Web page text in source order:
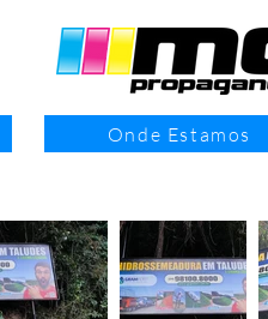
Onde Estamos